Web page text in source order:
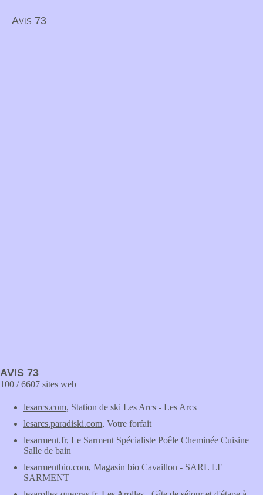
Avis 73
AVIS 73
100 / 6607 sites web
lesarcs.com, Station de ski Les Arcs - Les Arcs
lesarcs.paradiski.com, Votre forfait
lesarment.fr, Le Sarment Spécialiste Poêle Cheminée Cuisine
Salle de bain
lesarmentbio.com, Magasin bio Cavaillon - SARL LE
SARMENT